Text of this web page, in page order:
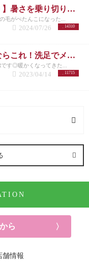
【夏に涼しい髪型はコレ！】暑さを乗り切りたいメンズさんにオススメの髪型とは？
毛がぺたんこになった...
14310
2024/07/26
横に膨らむ髪に対処するならこれ！洗足でメンズカットが得意な美容院が紹介◎
す◎暖かくなってきた...
11715
2023/04/14
ら
舗情報